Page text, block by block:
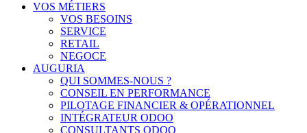
VOS MÉTIERS
VOS BESOINS
SERVICE
RETAIL
NEGOCE
AUGURIA
QUI SOMMES-NOUS ?
CONSEIL EN PERFORMANCE
PILOTAGE FINANCIER & OPÉRATIONNEL
INTÉGRATEUR ODOO
CONSULTANTS ODOO